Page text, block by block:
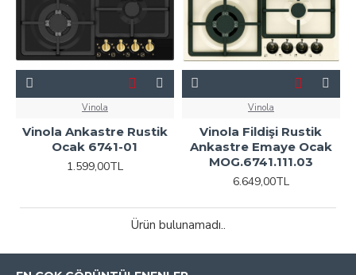
Vinola
Vinola Ankastre Rustik
Ocak 6741-01
1.599,00TL
Vinola
Vinola Fildişi Rustik
Ankastre Emaye Ocak
MOG.6741.111.03
6.649,00TL
Ürün bulunamadı..